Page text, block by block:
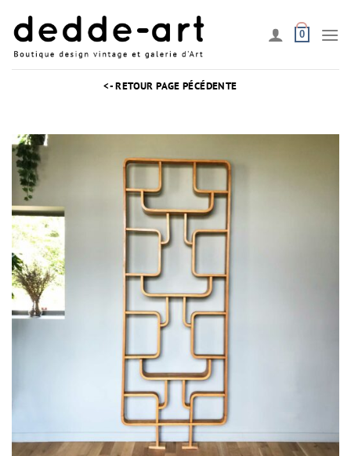
contenu
0
<- RETOUR PAGE PÉCÉDENTE